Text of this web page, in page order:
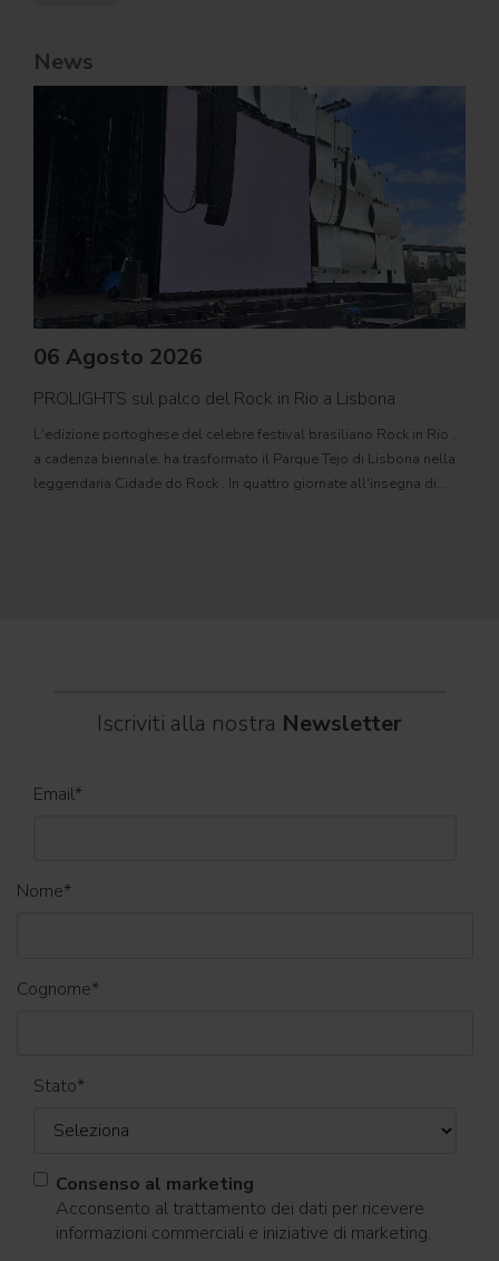
News
06 Agosto 2026
PROLIGHTS sul palco del Rock in Rio a Lisbona
L'edizione portoghese del celebre festival brasiliano Rock in Rio ,
a cadenza biennale, ha trasformato il Parque Tejo di Lisbona nella
leggendaria Cidade do Rock . In quattro giornate all'insegna di
Iscriviti alla nostra Newsletter
Email*
Nome*
Cognome*
Stato*
Consenso al marketing
Acconsento al trattamento dei dati per ricevere
informazioni commerciali e iniziative di marketing.